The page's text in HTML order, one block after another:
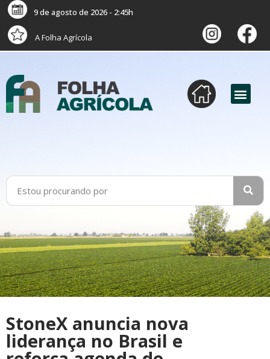
9 de agosto de 2026 - 2:45h
A Folha Agrícola
StoneX anuncia nova
liderança no Brasil e